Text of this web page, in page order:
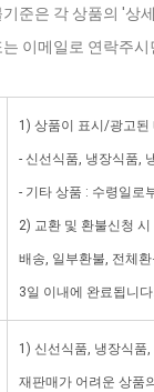
준은 각 상품의 '상
이메일로 연락주
1) 상품이 표시/광고된
- 신선식품, 냉장식품,
- 기타 상품 : 수령일로
2) 교환 및 환불신청
배송, 일부환불, 전체
3일 이내에 완료됩니
1) 신선식품, 냉장식품
재판매가 어려운 상품